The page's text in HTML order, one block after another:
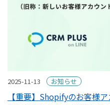
2025-11-13 お知らせ
【重要】Shopifyのお客様